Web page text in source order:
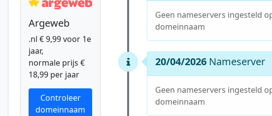
Argeweb
.nl € 9,99 voor 1e
jaar,
normale prijs €
18,99 per jaar
Controleer
domeinnaam
Geen nameservers ingesteld
domeinnaam
20/04/2026 Nameserver
Geen nameservers ingesteld
domeinnaam